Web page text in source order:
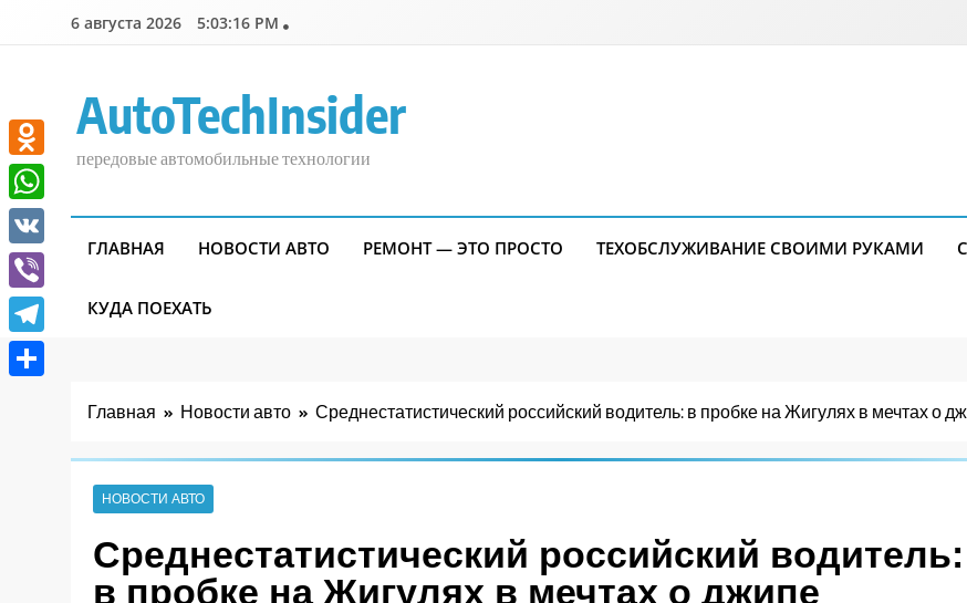
6 августа 2026 5:03:17 PM
AutoTechInsider
передовые автомобильные технологии
ГЛАВНАЯ НОВОСТИ АВТО РЕМОНТ — ЭТО ПРОСТО ТЕХОБСЛУЖИВАНИЕ СВОИМИ РУКАМИ
КУДА ПОЕХАТЬ
Главная Новости авто Среднестатистический российский водитель: в пробке на Жигулях в мечтах о
НОВОСТИ АВТО
Среднестатистический российский водитель:
в пробке на Жигулях в мечтах о джипе
Odnoklassniki
WhatsApp
VK
Viber
Telegram